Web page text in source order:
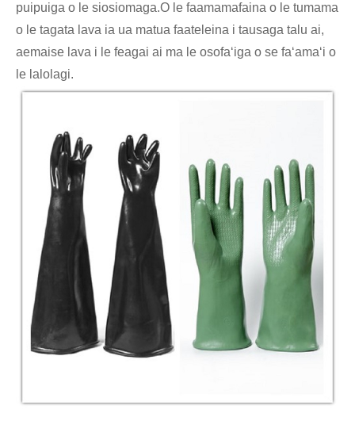
puipuiga o le siosiomaga.O le faamamafaina o le tumama
o le tagata lava ia ua matua faateleina i tausaga talu ai,
aemaise lava i le feagai ai ma le osofaʻiga o se faʻamaʻi o
le lalolagi.